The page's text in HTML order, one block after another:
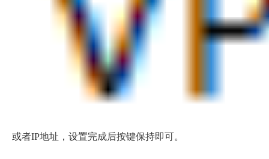
或者IP地址，设置完成后按键保持即可。